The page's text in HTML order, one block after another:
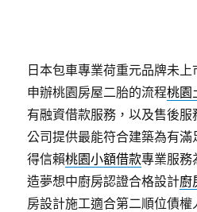
日本包車專業荷重元品牌未
申辦桃園房屋二胎的流程桃園
有融資借款服務，以及售後服
公司提供最能符合建築為有
得信賴桃園小額借款專業服務
造夢想中廚房認證合格設計廚
房設計施工適合第二順位債